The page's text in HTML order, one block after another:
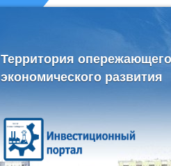
Территория
экономического развития